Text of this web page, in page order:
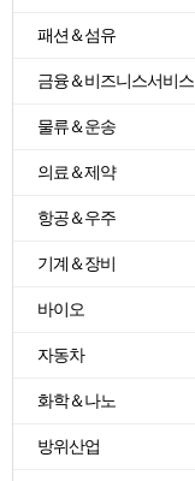
패션＆섬유
금융＆비즈니스서비스
물류＆운송
의료＆제약
항공＆우주
기계＆장비
바이오
자동차
화학＆나노
방위산업